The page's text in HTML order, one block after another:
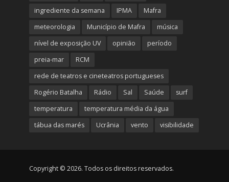
ingrediente da semana
IPMA
Mafra
meteorologia
Município de Mafra
música
nível de exposição UV
opinião
período
preia-mar
RCM
rede de teatros e cineteatros portugueses
Rogério Batalha
Rádio Sal Saúde
surf
temperatura
temperatura média da água
tábua das marés
Ucrânia vento visibilidade
Copyright © 2026. Todos os direitos reservados.